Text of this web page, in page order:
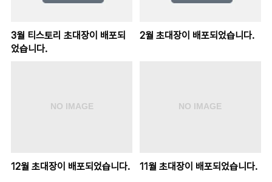
3월 티스토리 초대장이 배포되
었습니다.
2월 초대장이 배포되었습니다.
12월 초대장이 배포되었습니다. 11월 초대장이 배포되었습니다.